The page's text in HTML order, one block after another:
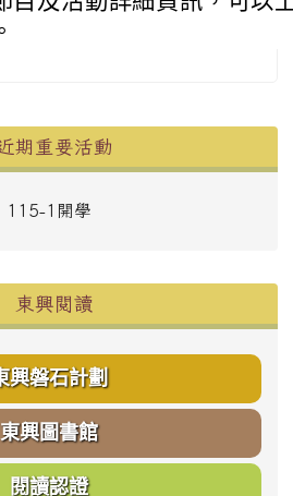
期重要活動
115-1開學
東興閱讀
興磐石計劃
東興圖書館
閱讀認證